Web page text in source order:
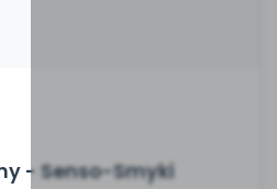
- Senso-Smyki